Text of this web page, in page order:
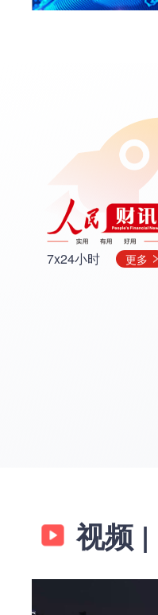
7x24小时 更多
视频 |